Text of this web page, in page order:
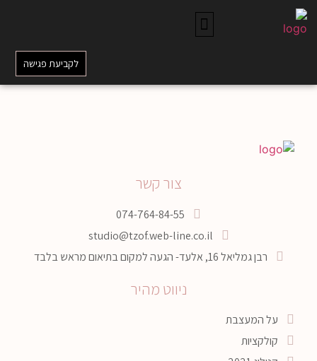
לקביעת פגישה
צור קשר
074-764-84-55
studio@tzof.web-line.co.il
רבן גמליאל 16, אלעד- הגעה למקום בתיאום מראש בלבד
ניווט מהיר
על המעצבת
קולקציות